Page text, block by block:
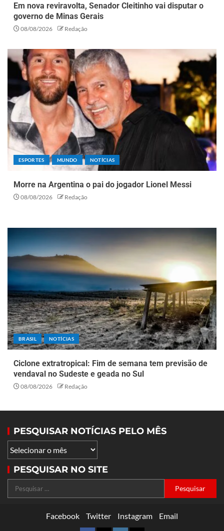
Em nova reviravolta, Senador Cleitinho vai disputar o
governo de Minas Gerais
08/08/2026 Redação
ESPORTES MUNDO NOTÍCIAS
Morre na Argentina o pai do jogador Lionel Messi
08/08/2026 Redação
BRASIL NOTÍCIAS
Ciclone extratropical: Fim de semana tem previsão de
vendaval no Sudeste e geada no Sul
08/08/2026 Redação
PESQUISAR NOTÍCIAS PELO MÊS
PESQUISAR NO SITE
Facebook Twitter Instagram Email